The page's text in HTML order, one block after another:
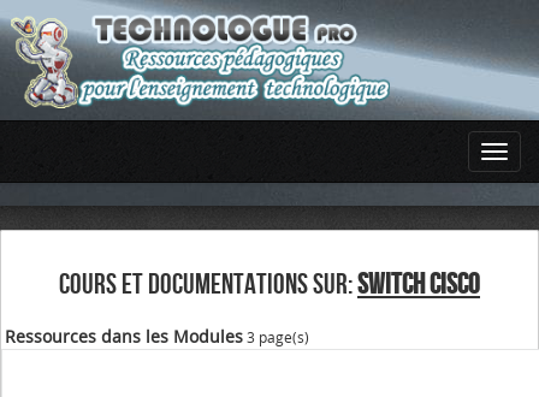
COURS ET DOCUMENTATIONS SUR:SWITCH CISCO
Ressources dans les Modules3 page(s)